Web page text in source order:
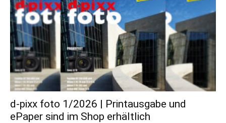
d-pixx foto 1/2026 | Printausgabe und
ePaper sind im Shop erhältlich